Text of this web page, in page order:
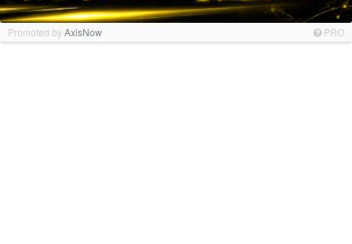
Promoted byAxisNow PRO